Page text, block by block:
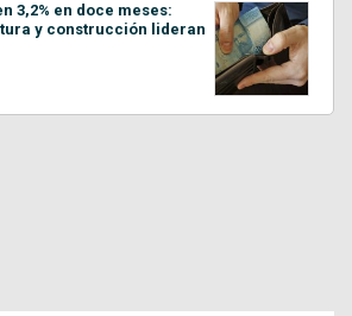
3,2% en doce meses:
y construcción lideran